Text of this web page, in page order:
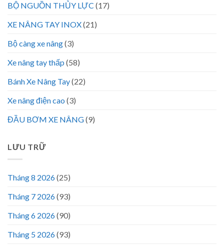
BỘ NGUỒN THỦY LỰC (17)
XE NÂNG TAY INOX(21)
Bộ càng xe nâng(3)
Xe nâng tay thấp (58)
Bánh Xe Nâng Tay(22)
Xe nâng điện cao (3)
ĐẦU BƠM XE NÂNG(9)
LƯU TRỮ
Tháng 8 2026(25)
Tháng 7 2026(93)
Tháng 6 2026(90)
Tháng 5 2026(93)